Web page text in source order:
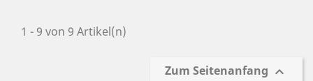
1 - 9 von 9 Artikel(n)
Zum Seitenanfang 